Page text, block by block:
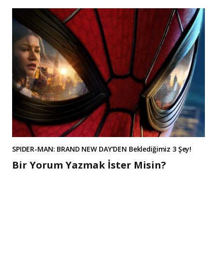
SPIDER-MAN: BRAND NEW DAY’DEN Beklediğimiz 3 Şey!
Bir Yorum Yazmak İster Misin?